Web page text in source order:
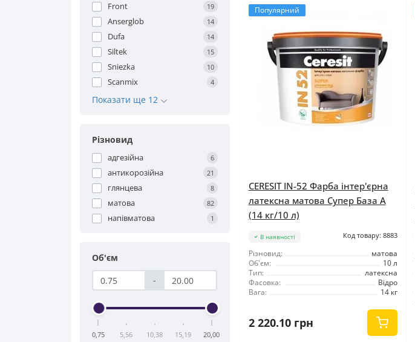
Front 19
Anserglob 14
Dufa 14
Siltek 15
Sniezka 10
Scanmix 4
Показати ще 12
Різновид
адгезійна 6
антикорозійна 21
глянцева 8
матова 82
напівматова 1
Об'єм
-
0,75 5,56 10,38 15,19 20,00
Популярний
CERESIT IN-52 Фарба інтер'єрна
латексна матова Супер База А
(14 кг/10 л)
В наявності Код товару: 8883
Різновид:
матова
Об'єм:
10 л
Тип:
латексна
Фасовка:
Відро
Вага:
14 кг
2 220.10 грн